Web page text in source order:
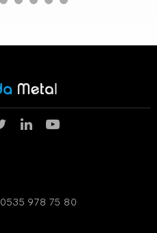
0535 978 75 80